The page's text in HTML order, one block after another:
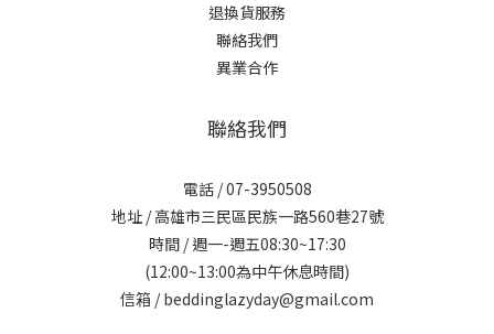
退換貨服務
聯絡我們
異業合作
聯絡我們
電話 / 07-3950508
地址 / 高雄市三民區民族一路560巷27號
時間 / 週一-週五08:30~17:30
(12:00~13:00為中午休息時間)
信箱 / beddinglazyday@gmail.com